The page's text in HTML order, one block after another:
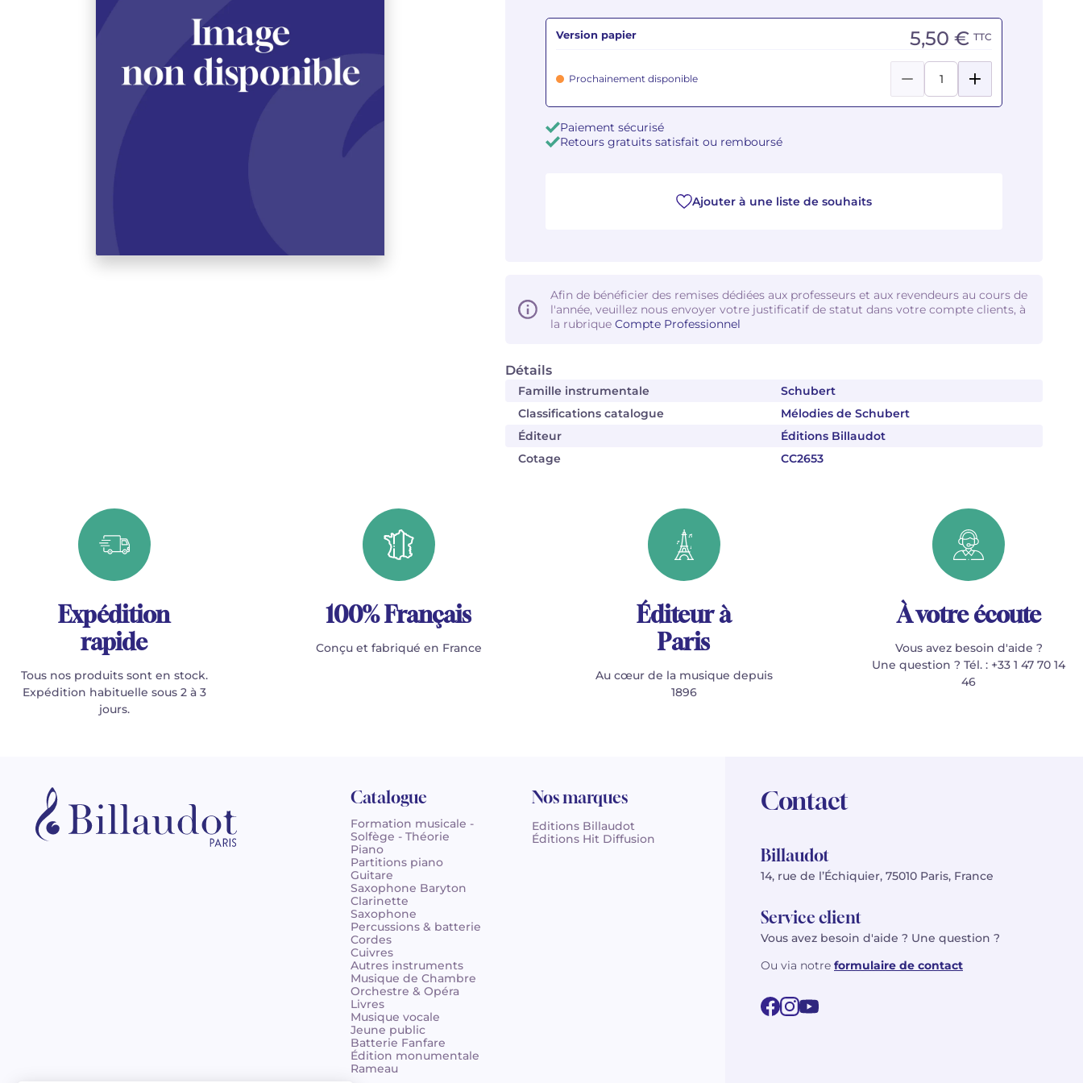
Détails
Famille instrumentale
Schubert
Classifications catalogue
Mélodies de Schubert
Éditeur
Éditions Billaudot
Cotage
CC2653
Version papier 5,50 € TTC
Prochainement disponible
Paiement sécurisé
Retours gratuits satisfait ou remboursé
Ajouter à une liste de souhaits
Afin de bénéficier des remises dédiées aux professeurs et aux revendeurs au cours de
l'année, veuillez nous envoyer votre justificatif de statut dans votre compte clients, à
la rubrique Compte Professionnel
Expédition
rapide
Tous nos produits sont en stock.
Expédition habituelle sous 2 à 3
jours.
100% Français
Conçu et fabriqué en France
Éditeur à
Paris
Au cœur de la musique depuis
1896
À votre écoute
Vous avez besoin d'aide ?
Une question ? Tél. : +33 1 47 70 14
46
Catalogue
Formation musicale -
Solfège - Théorie
Piano
Partitions piano
Guitare
Saxophone Baryton
Clarinette
Saxophone
Percussions & batterie
Cordes
Cuivres
Autres instruments
Musique de Chambre
Orchestre & Opéra
Livres
Musique vocale
Jeune public
Batterie Fanfare
Édition monumentale
Rameau
Nos marques
Editions Billaudot
Éditions Hit Diffusion
Contact
Billaudot
14, rue de l’Échiquier, 75010 Paris, France
Service client
Vous avez besoin d'aide ? Une question ?
Ou via notre formulaire de contact